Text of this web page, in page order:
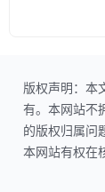
版权声明：本
有。本网站不
的版权归属问
本网站有权在